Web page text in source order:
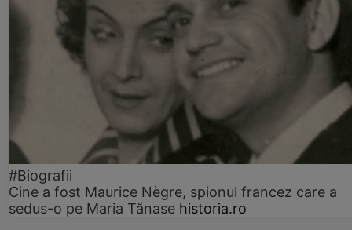
#Biografii
Cine a fost Maurice Nègre, spionul francez care a
sedus-o pe Maria Tănase historia.ro